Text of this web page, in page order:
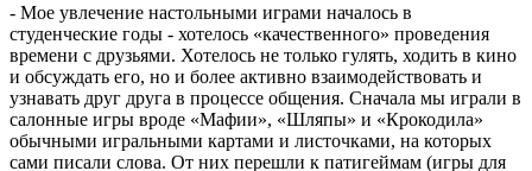
- Мое увлечение настольными играми началось в
студенческие годы - хотелось «качественного» проведения
времени с друзьями. Хотелось не только гулять, ходить в кино
и обсуждать его, но и более активно взаимодействовать и
узнавать друг друга в процессе общения. Сначала мы играли в
салонные игры вроде «Мафии», «Шляпы» и «Крокодила»
обычными игральными картами и листочками, на которых
сами писали слова. От них перешли к патигеймам (игры для